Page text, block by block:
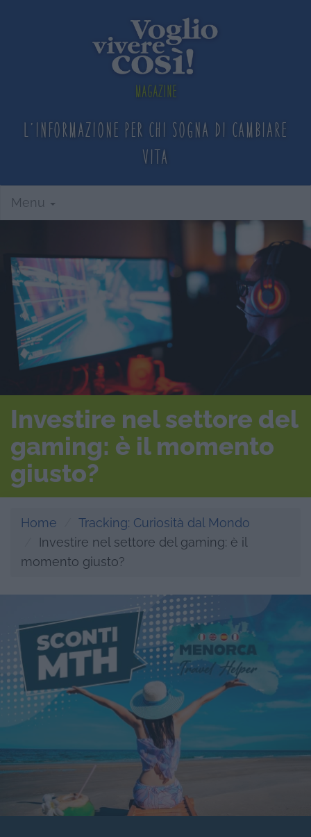
Magazine
L'informazione per chi sogna di cambiare
vita
Menu
Investire nel settore del
gaming: è il momento
giusto?
Home
Tracking: Curiosità dal Mondo
Investire nel settore del gaming: è il
momento giusto?